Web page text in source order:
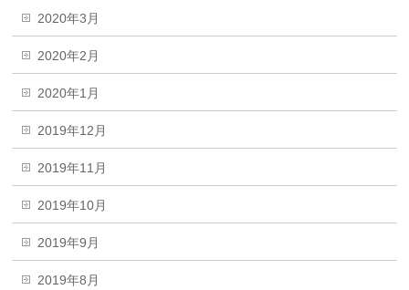
2020年3月
2020年2月
2020年1月
2019年12月
2019年11月
2019年10月
2019年9月
2019年8月